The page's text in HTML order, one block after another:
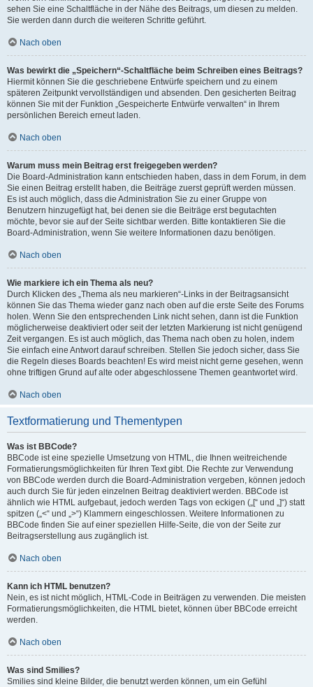
sehen Sie eine Schaltfläche in der Nähe des Beitrags, um diesen zu melden.
Sie werden dann durch die weiteren Schritte geführt.
Nach oben
Was bewirkt die „Speichern“-Schaltfläche beim Schreiben eines Beitrags?
Hiermit können Sie die geschriebene Entwürfe speichern und zu einem
späteren Zeitpunkt vervollständigen und absenden. Den gesicherten Beitrag
können Sie mit der Funktion „Gespeicherte Entwürfe verwalten“ in Ihrem
persönlichen Bereich erneut laden.
Nach oben
Warum muss mein Beitrag erst freigegeben werden?
Die Board-Administration kann entschieden haben, dass in dem Forum, in dem
Sie einen Beitrag erstellt haben, die Beiträge zuerst geprüft werden müssen.
Es ist auch möglich, dass die Administration Sie zu einer Gruppe von
Benutzern hinzugefügt hat, bei denen sie die Beiträge erst begutachten
möchte, bevor sie auf der Seite sichtbar werden. Bitte kontaktieren Sie die
Board-Administration, wenn Sie weitere Informationen dazu benötigen.
Nach oben
Wie markiere ich ein Thema als neu?
Durch Klicken des „Thema als neu markieren“-Links in der Beitragsansicht
können Sie das Thema wieder ganz nach oben auf die erste Seite des Forums
holen. Wenn Sie den entsprechenden Link nicht sehen, dann ist die Funktion
möglicherweise deaktiviert oder seit der letzten Markierung ist nicht genügend
Zeit vergangen. Es ist auch möglich, das Thema nach oben zu holen, indem
Sie einfach eine Antwort darauf schreiben. Stellen Sie jedoch sicher, dass Sie
die Regeln dieses Boards beachten! Es wird meist nicht gerne gesehen, wenn
ohne triftigen Grund auf alte oder abgeschlossene Themen geantwortet wird.
Nach oben
Textformatierung und Thementypen
Was ist BBCode?
BBCode ist eine spezielle Umsetzung von HTML, die Ihnen weitreichende
Formatierungsmöglichkeiten für Ihren Text gibt. Die Rechte zur Verwendung
von BBCode werden durch die Board-Administration vergeben, können jedoch
auch durch Sie für jeden einzelnen Beitrag deaktiviert werden. BBCode ist
ähnlich wie HTML aufgebaut, jedoch werden Tags von eckigen („[“ und „]“) statt
spitzen („<“ und „>“) Klammern eingeschlossen. Weitere Informationen zu
BBCode finden Sie auf einer speziellen Hilfe-Seite, die von der Seite zur
Beitragserstellung aus zugänglich ist.
Nach oben
Kann ich HTML benutzen?
Nein, es ist nicht möglich, HTML-Code in Beiträgen zu verwenden. Die meisten
Formatierungsmöglichkeiten, die HTML bietet, können über BBCode erreicht
werden.
Nach oben
Was sind Smilies?
Smilies sind kleine Bilder, die benutzt werden können, um ein Gefühl